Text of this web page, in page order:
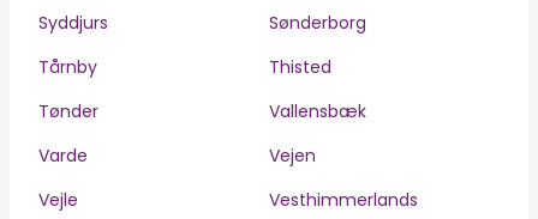
Syddjurs
Sønderborg
Tårnby
Thisted
Tønder
Vallensbæk
Varde
Vejen
Vejle
Vesthimmerlands